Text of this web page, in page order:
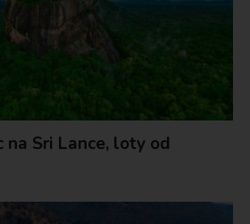
na Sri Lance, loty od